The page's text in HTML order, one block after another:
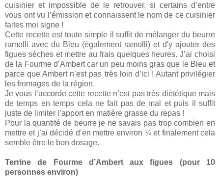
cuisinier et impossible de le retrouver, si certains d’entre
vous ont vu l’émission et connaissent le nom de ce cuisinier
faites moi signe !
Cette recette est toute simple il suffit de mélanger du beurre
ramolli avec du Bleu (également ramolli) et d'y ajouter des
figues sèches et mettre au frais quelques heures. J’ai choisi
de la Fourme d’Ambert car un peu moins gras que le Bleu et
parce que Ambert n’est pas très loin d’ici ! Autant privilégier
les fromages de la région.
Je vous l’accorde cette recette n’est pas très diététique mais
de temps en temps cela ne fait pas de mal et puis il suffit
juste de limiter l’apport en matière grasse du repas !
Pour la quantité de beurre je ne savais pas trop combien en
mettre et j’ai décidé d’en mettre environ ¼ et finalement cela
semble être le bon dosage.
Terrine de Fourme d’Ambert aux figues (pour 10
personnes environ)